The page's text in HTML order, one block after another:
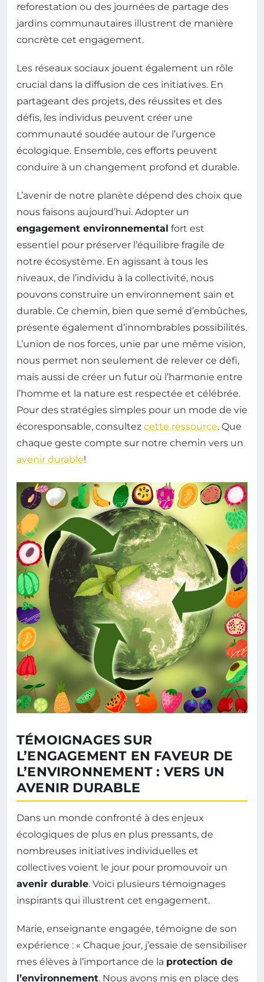
reforestation ou des journées de partage des
jardins communautaires illustrent de manière
concrète cet engagement.
Les réseaux sociaux jouent également un rôle
crucial dans la diffusion de ces initiatives. En
partageant des projets, des réussites et des
défis, les individus peuvent créer une
communauté soudée autour de l’urgence
écologique. Ensemble, ces efforts peuvent
conduire à un changement profond et durable.
L’avenir de notre planète dépend des choix que
nous faisons aujourd’hui. Adopter un
engagement environnemental fort est
essentiel pour préserver l’équilibre fragile de
notre écosystème. En agissant à tous les
niveaux, de l’individu à la collectivité, nous
pouvons construire un environnement sain et
durable. Ce chemin, bien que semé d’embûches,
présente également d’innombrables possibilités.
L’union de nos forces, unie par une même vision,
nous permet non seulement de relever ce défi,
mais aussi de créer un futur où l’harmonie entre
l’homme et la nature est respectée et célébrée.
Pour des stratégies simples pour un mode de vie
écoresponsable, consultez cette ressource. Que
chaque geste compte sur notre chemin vers un
avenir durable!
TÉMOIGNAGES SUR
L’ENGAGEMENT EN FAVEUR DE
L’ENVIRONNEMENT : VERS UN
AVENIR DURABLE
Dans un monde confronté à des enjeux
écologiques de plus en plus pressants, de
nombreuses initiatives individuelles et
collectives voient le jour pour promouvoir un
avenir durable. Voici plusieurs témoignages
inspirants qui illustrent cet engagement.
Marie, enseignante engagée, témoigne de son
expérience : « Chaque jour, j’essaie de sensibiliser
mes élèves à l’importance de la protection de
l’environnement. Nous avons mis en place des